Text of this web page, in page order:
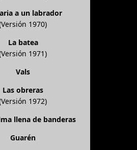
a un labrador
1970)
La batea
1971)
Vals
Las obreras
1972)
llena de banderas
Guarén